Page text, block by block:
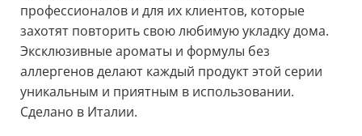
профессионалов и для их клиентов, которые
захотят повторить свою любимую укладку дома.
Эксклюзивные ароматы и формулы без
аллергенов делают каждый продукт этой серии
уникальным и приятным в использовании.
Сделано в Италии.